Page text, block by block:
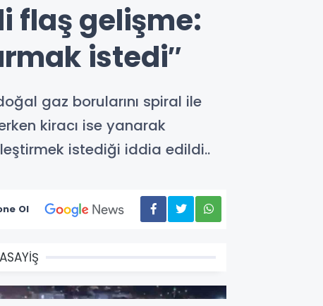
flaş gelişme:
istedi″
gaz borularını spiral ile
kiracı ise yanarak
istediği iddia edildi..
Ol
ASAYİŞ